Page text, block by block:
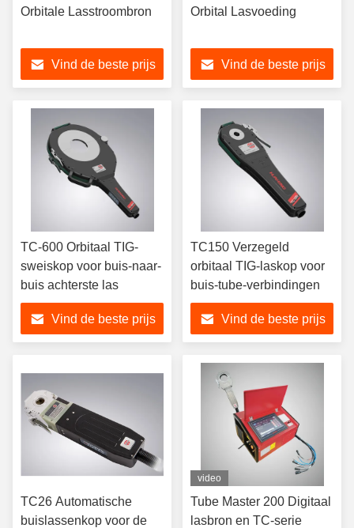
Orbitale Lasstroombron
Vind de beste prijs
Orbital Lasvoeding
Vind de beste prijs
TC-600 Orbitaal TIG-
sweiskop voor buis-naar-
buis achterste las
Vind de beste prijs
TC150 Verzegeld
orbitaal TIG-laskop voor
buis-tube-verbindingen
Vind de beste prijs
TC26 Automatische
buislassenkop voor de
video
Tube Master 200 Digitaal
lasbron en TC-serie